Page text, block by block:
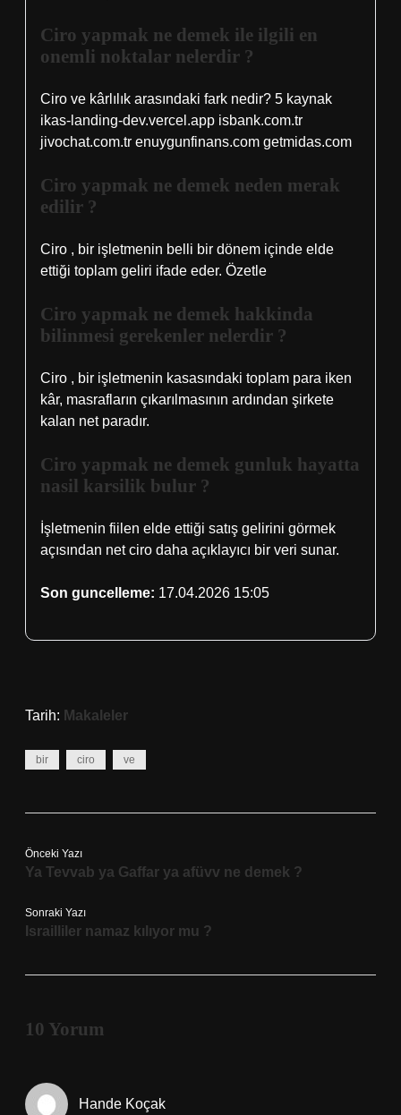
Ciro yapmak ne demek ile ilgili en
onemli noktalar nelerdir ?
Ciro ve kârlılık arasındaki fark nedir? 5 kaynak
ikas-landing-dev.vercel.app isbank.com.tr
jivochat.com.tr enuygunfinans.com getmidas.com
Ciro yapmak ne demek neden merak
edilir ?
Ciro , bir işletmenin belli bir dönem içinde elde
ettiği toplam geliri ifade eder. Özetle
Ciro yapmak ne demek hakkinda
bilinmesi gerekenler nelerdir ?
Ciro , bir işletmenin kasasındaki toplam para iken
kâr, masrafların çıkarılmasının ardından şirkete
kalan net paradır.
Ciro yapmak ne demek gunluk hayatta
nasil karsilik bulur ?
İşletmenin fiilen elde ettiği satış gelirini görmek
açısından net ciro daha açıklayıcı bir veri sunar.
Son guncelleme: 17.04.2026 15:05
Tarih: Makaleler
bir ciro ve
Önceki Yazı
Ya Tevvab ya Gaffar ya afüvv ne demek ?
Sonraki Yazı
Israilliler namaz kılıyor mu ?
10 Yorum
Hande Koçak